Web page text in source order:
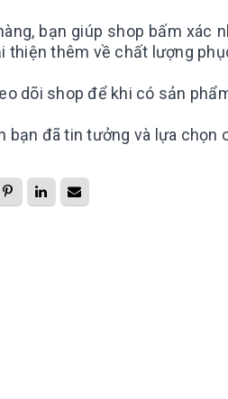
bạn giúp shop bấm xác
thiện thêm về chất lượng
dõi shop để khi có sản
bạn đã tin tưởng và lựa chọn